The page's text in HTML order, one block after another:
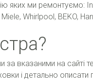
яких ми ремонтуємо:
Whirlpool, BEKO,
вказаними на сайті
і детально